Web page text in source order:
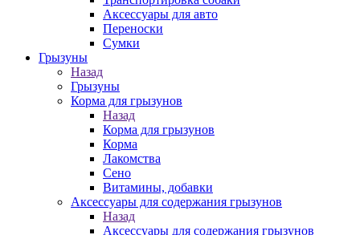
Аксессуары для авто
Переноски
Сумки
Грызуны
Назад
Грызуны
Корма для грызунов
Назад
Корма для грызунов
Корма
Лакомства
Сено
Витамины, добавки
Аксессуары для содержания грызунов
Назад
Аксессуары для содержания грызунов